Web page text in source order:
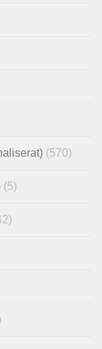
(570)
(5)